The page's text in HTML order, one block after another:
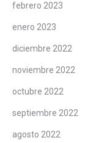
febrero 2023
enero 2023
diciembre 2022
noviembre 2022
octubre 2022
septiembre 2022
agosto 2022